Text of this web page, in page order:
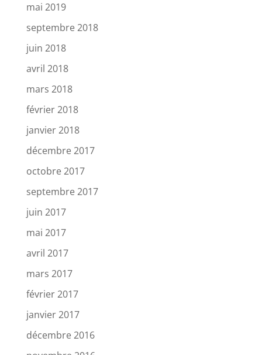
mai 2019
septembre 2018
juin 2018
avril 2018
mars 2018
février 2018
janvier 2018
décembre 2017
octobre 2017
septembre 2017
juin 2017
mai 2017
avril 2017
mars 2017
février 2017
janvier 2017
décembre 2016